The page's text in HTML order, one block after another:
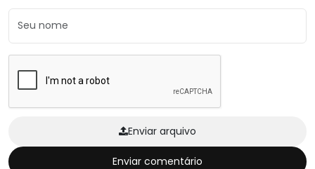
Enviar arquivo
Enviar comentário